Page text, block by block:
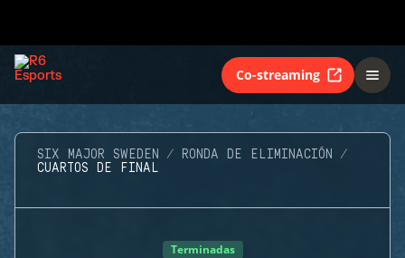
Co-streaming
SIX MAJOR SWEDEN
RONDA DE ELIMINACIÓN
CUARTOS DE FINAL
Terminadas